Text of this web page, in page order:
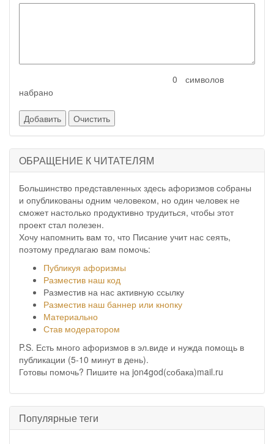
символов
набрано
ОБРАЩЕНИЕ К ЧИТАТЕЛЯМ
Большинство представленных здесь афоризмов собраны
и опубликованы одним человеком, но один человек не
сможет настолько продуктивно трудиться, чтобы этот
проект стал полезен.
Хочу напомнить вам то, что Писание учит нас сеять,
поэтому предлагаю вам помочь:
Публикуя афоризмы
Разместив наш код
Разместив на нас активную ссылку
Разместив наш баннер или кнопку
Материально
Став модератором
P.S. Есть много афоризмов в эл.виде и нужда помощь в
публикации (5-10 минут в день).
Готовы помочь? Пишите на jon4god(собака)mail.ru
Популярные теги